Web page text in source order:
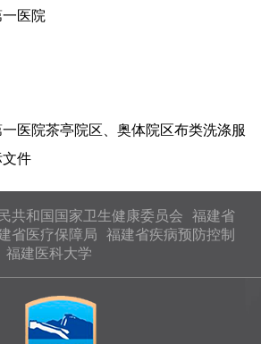
医院
医院茶亭院区、奥体院区布类洗涤服
件
共和国国家卫生健康委员会
福建省
省医疗保障局
福建省疾病预防控制
福建医科大学